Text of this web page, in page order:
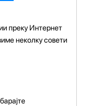
преку Интернет
неколку совети